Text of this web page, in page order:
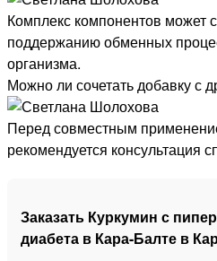
Комплекс компонентов может
поддержанию обменных
организма.
Можно ли сочетать добавку с
Перед совместным
рекомендуется консультация
Заказать Куркумин с
диабета в Кара-Балте в